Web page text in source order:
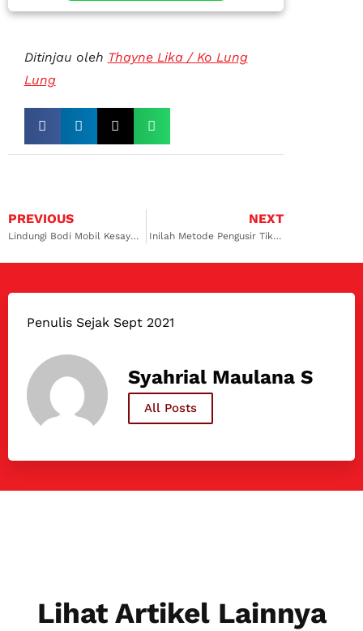
Ditinjau oleh Thayne Lika / Ko Lung
Lung
PREVIOUS
Lindungi Bodi Mobil Kesayangan Anda Dengan Domo Rustpro
NEXT
Inilah Metode Pengusir Tikus di Mobil Mesin Kesayangan Anda
Penulis Sejak Sept 2021
Syahrial Maulana S
All Posts
Lihat Artikel Lainnya